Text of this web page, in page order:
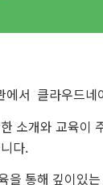
서 클라우드네
소개와 교육이
다.
을 통해 깊이있